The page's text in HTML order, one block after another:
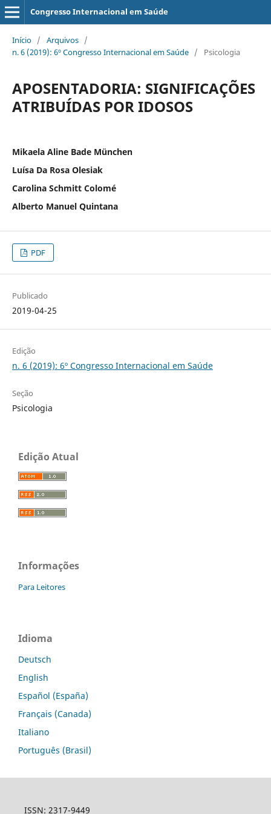
Congresso Internacional em Saúde
Início / Arquivos /
n. 6 (2019): 6º Congresso Internacional em Saúde / Psicologia
APOSENTADORIA: SIGNIFICAÇÕES
ATRIBUÍDAS POR IDOSOS
Mikaela Aline Bade München
Luísa Da Rosa Olesiak
Carolina Schmitt Colomé
Alberto Manuel Quintana
PDF
Publicado
2019-04-25
Edição
n. 6 (2019): 6º Congresso Internacional em Saúde
Seção
Psicologia
Edição Atual
Informações
Para Leitores
Idioma
Deutsch
English
Español (España)
Français (Canada)
Italiano
Português (Brasil)
ISSN: 2317-9449